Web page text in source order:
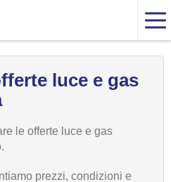
luce e gas
le offerte luce e gas
prezzi, condizioni e